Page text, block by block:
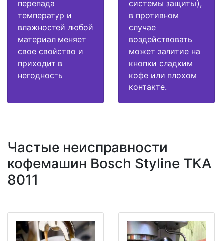
перепада
температур и
влажностей любой
материал меняет
свое свойство и
приходит в
негодность
системы защиты),
в противном
случае
воздействовать
может залитие на
кнопки сладким
кофе или плохом
контакте.
Частые неисправности
кофемашин Bosch Styline TKA
8011